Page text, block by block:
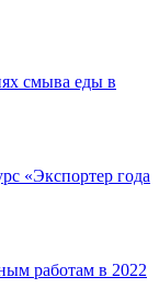
смыва еды в
«Экспортер года
работам в 2022